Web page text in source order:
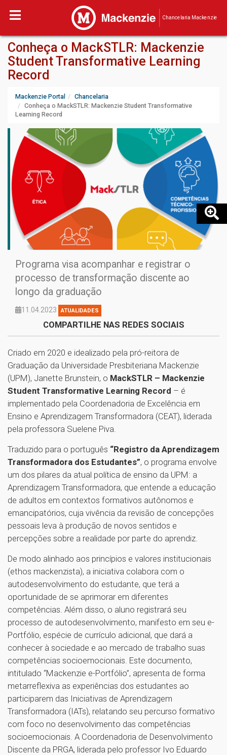
Chancelaria Mackenzie
Conheça o MackSTLR: Mackenzie
Student Transformative Learning
Record
Mackenzie Portal
Chancelaria
Conheça o MackSTLR: Mackenzie Student Transformative
Learning Record
Programa visa acompanhar e registrar o
processo de transformação discente ao
longo da graduação
11.04.2023 ATUALIDADES
COMPARTILHE NAS REDES SOCIAIS
Criado em 2020 e idealizado pela pró-reitora de
Graduação da Universidade Presbiteriana Mackenzie
(UPM), Janette Brunstein, o MackSTLR – Mackenzie
Student Transformative Learning Record – é
implementado pela Coordenadoria de Excelência em
Ensino e Aprendizagem Transformadora (CEAT), liderada
pela professora Suelene Piva.
Traduzido para o português “Registro da Aprendizagem
Transformadora dos Estudantes”, o programa envolve
um dos pilares da atual política de ensino da UPM: a
Aprendizagem Transformadora, que entende a educação
de adultos em contextos formativos autônomos e
emancipatórios, cuja vivência da revisão de concepções
pessoais leva à produção de novos sentidos e
percepções sobre a realidade por parte do aprendiz.
De modo alinhado aos princípios e valores institucionais
(ethos mackenzista), a iniciativa colabora com o
autodesenvolvimento do estudante, que terá a
oportunidade de se aprimorar em diferentes
competências. Além disso, o aluno registrará seu
processo de autodesenvolvimento, manifesto em seu e-
Portfólio, espécie de currículo adicional, que dará a
conhecer à sociedade e ao mercado de trabalho suas
competências socioemocionais. Este documento,
intitulado “Mackenzie e-Portfólio”, apresenta de forma
metarreflexiva as experiências dos estudantes ao
participarem das Iniciativas de Aprendizagem
Transformadora (IATs), relatando seu percurso formativo
com foco no desenvolvimento das competências
socioemocionais. A Coordenadoria de Desenvolvimento
Discente da PRGA, liderada pelo professor Ivo Eduardo